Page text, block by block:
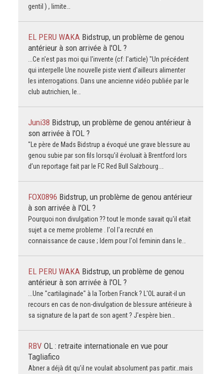
gentil ) , limite…
EL PERU WAKA Bidstrup, un problème de genou
antérieur à son arrivée à l'OL ?
...Ce n'est pas moi qui l'invente (cf: l'article) "Un précédent
qui interpelle Une nouvelle piste vient d'ailleurs alimenter
les interrogations. Dans une ancienne vidéo publiée par le
club autrichien, le…
Juni38 Bidstrup, un problème de genou antérieur à
son arrivée à l'OL ?
"Le père de Mads Bidstrup a évoqué une grave blessure au
genou subie par son fils lorsqu’il évoluait à Brentford lors
d’un reportage fait par le FC Red Bull Salzbourg.…
FOX0896 Bidstrup, un problème de genou antérieur
à son arrivée à l'OL ?
Pourquoi non divulgation ?? tout le monde savait qu'il etait
sujet a ce meme probleme . l'ol l'a recruté en
connaissance de cause ; Idem pour l'ol feminin dans le…
EL PERU WAKA Bidstrup, un problème de genou
antérieur à son arrivée à l'OL ?
...Une "cartilaginade" à la Torben Franck ? L'OL aurait-il un
recours en cas de non-divulgation de blessure antérieure à
sa signature de la part de son agent ? J'espère bien…
RBV OL : retraite internationale en vue pour
Tagliafico
Abner a déjà dit qu’il ne voulait absolument pas partir…mais